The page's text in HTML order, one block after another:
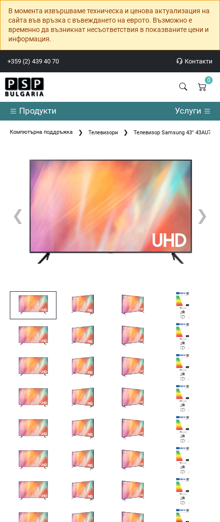
В момента извършваме техническа и ценова актуализация на
сайта във връзка с въвеждането на еврото. Възможно е
временно да възникнат несъответствия в показваните цени и
информация.
+359 (2) 439 40 70 Контакти
0
Продукти Услуги
Компютърна поддръжка Телевизори Телевизор Samsung 43"
❮ ❯